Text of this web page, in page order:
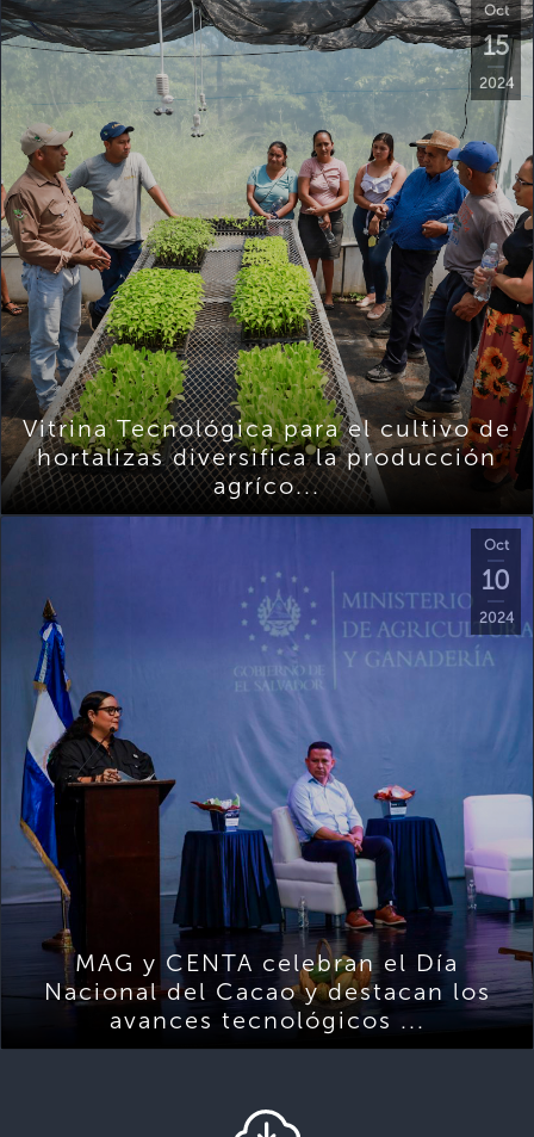
Oct
15
2024
Vitrina Tecnológica para el cultivo de
hortalizas diversifica la producción
agríco...
Oct
10
2024
MAG y CENTA celebran el Día
Nacional del Cacao y destacan los
avances tecnológicos ...